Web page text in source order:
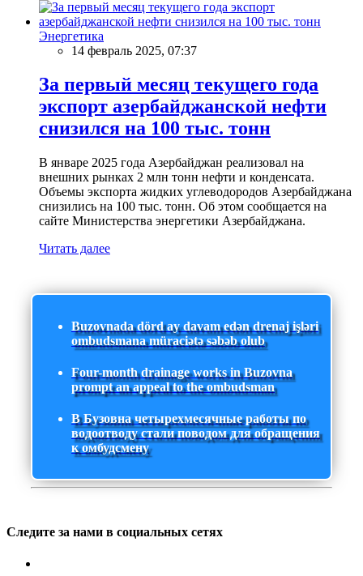
Энергетика
14 февраль 2025, 07:37
За первый месяц текущего года
экспорт азербайджанской нефти
снизился на 100 тыс. тонн
В январе 2025 года Азербайджан реализовал на
внешних рынках 2 млн тонн нефти и конденсата.
Объемы экспорта жидких углеводородов Азербайджана
снизились на 100 тыс. тонн. Об этом сообщается на
сайте Министерства энергетики Азербайджана.
Читать далее
Buzovnada dörd ay davam edən drenaj işləri
ombudsmana müraciətə səbəb olub
Four-month drainage works in Buzovna
prompt an appeal to the ombudsman
В Бузовна четырехмесячные работы по
водоотводу стали поводом для обращения
к омбудсмену
Следите за нами в социальных сетях